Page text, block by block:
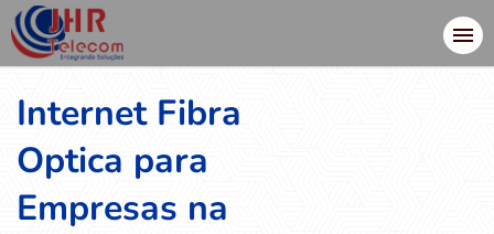
Internet Fibra
Optica para
Empresas na